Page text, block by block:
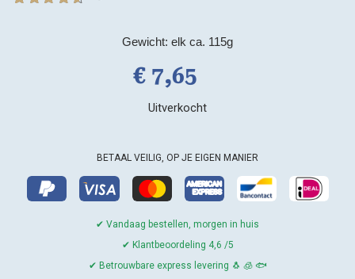
Gewicht: elk ca. 115g
€7,65
Uitverkocht
BETAAL VEILIG, OP JE EIGEN MANIER
✔ Vandaag bestellen, morgen in huis
✔ Klantbeoordeling 4,6 /5
✔ Betrouwbare express levering 🐧 🧊 🐟